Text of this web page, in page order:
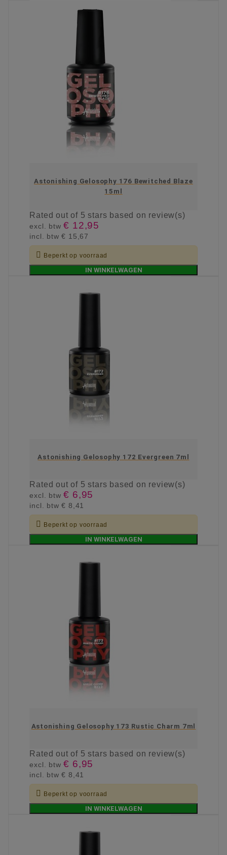
Astonishing Gelosophy 176 Bewitched Blaze
15ml
Ratedout of 5 stars based on review(s)
excl. btw€ 12,95
incl. btw€ 15,67
 Beperkt op voorraad
IN WINKELWAGEN
Astonishing Gelosophy 172 Evergreen 7ml
Ratedout of 5 stars based on review(s)
excl. btw€ 6,95
incl. btw€ 8,41
 Beperkt op voorraad
IN WINKELWAGEN
Astonishing Gelosophy 173 Rustic Charm 7ml
Ratedout of 5 stars based on review(s)
excl. btw€ 6,95
incl. btw€ 8,41
 Beperkt op voorraad
IN WINKELWAGEN